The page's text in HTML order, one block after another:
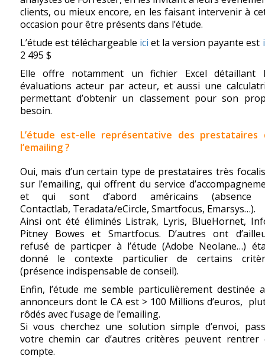
clients, ou mieux encore, en les faisant intervenir à
occasion pour être présents dans l’étude.
L’étude est téléchargeable ici et la version payante est
2 495 $
Elle offre notamment un fichier Excel détaillant
évaluations acteur par acteur, et aussi une
permettant d’obtenir un classement pour son
besoin.
L’étude est-elle représentative des prestataires
l’emailing ?
Oui, mais d’un certain type de prestataires très
sur l’emailing, qui offrent du service
et qui sont d’abord américains (absence
Contactlab, Teradata/eCircle, Smartfocus, Emarsys…).
Ainsi ont été éliminés Listrak, Lyris, BlueHornet,
Pitney Bowes et Smartfocus. D’autres ont
refusé de particper à l’étude (Adobe Neolane…)
donné le contexte particulier de certains
(présence indispensable de conseil).
Enfin, l’étude me semble particulièrement destinée
annonceurs dont le CA est > 100 Millions d’euros,
rôdés avec l’usage de l’emailing.
Si vous cherchez une solution simple d’envoi,
votre chemin car d’autres critères peuvent rentrer
compte.